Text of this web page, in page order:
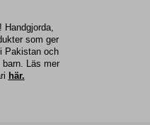
Handgjorda,
som ger
Pakistan och
Läs mer
här.